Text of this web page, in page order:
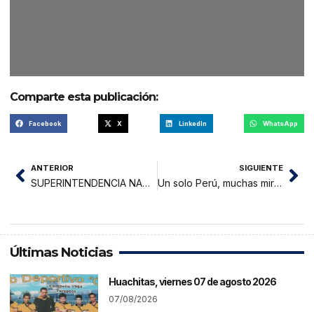
Comparte esta publicación:
Facebook X LinkedIn WhatsApp
ANTERIOR
SUPERINTENDENCIA NACIONAL DE ADUANAS Y DE ADMINISTRACIÓN TRIBUTARIA INTENDENCIA DE TRIBUTOS INTERNOS SAN MARTIN
SIGUIENTE
Un solo Perú, muchas miradas: El mapa electoral que nos invita a reconocernos en nuestra diversidad
Últimas Noticias
Huachitas, viernes 07 de agosto 2026
07/08/2026